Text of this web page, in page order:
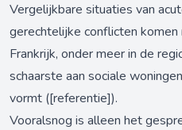
Vergelijkbare situaties van
gerechtelijke conflicten
Frankrijk, onder meer in de
schaarste aan sociale
vormt ([referentie]).
Vooralsnog is alleen het